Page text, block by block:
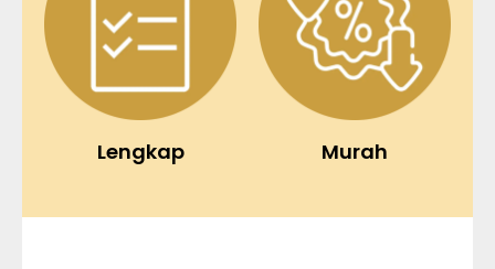
Lengkap Murah